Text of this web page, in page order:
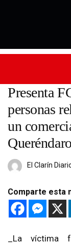
Presenta
personas
un
Queréndaro
El Clarín
Comparte esta
_La víctima